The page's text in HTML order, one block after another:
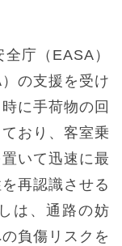
庁（EASA）
の支援を受け
に手荷物の回
おり、客室乗
いて迅速に最
再認識させる
は、通路の妨
負傷リスクを